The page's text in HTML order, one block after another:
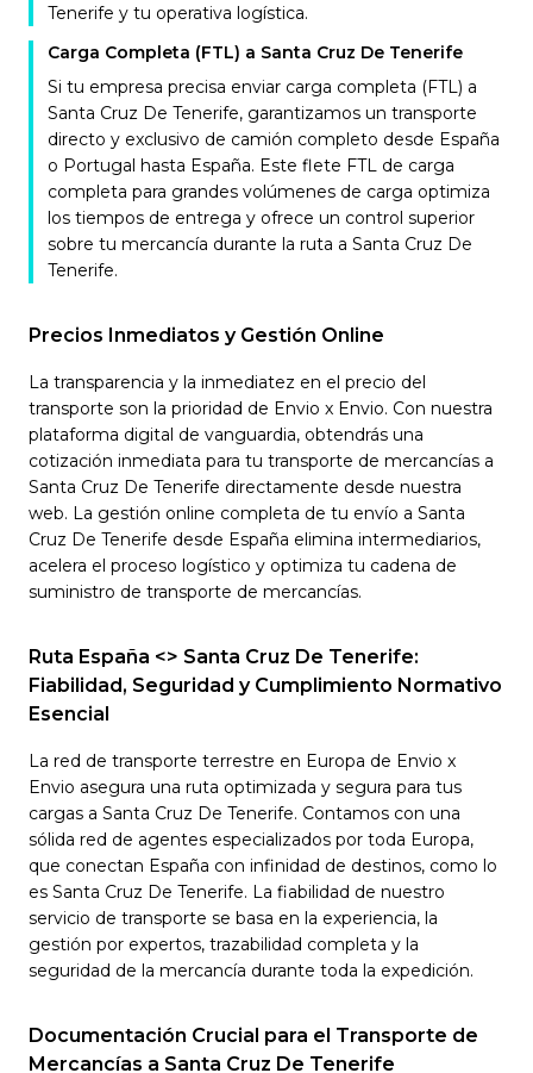
Tenerife y tu operativa logística.
Carga Completa (FTL) a Santa Cruz De Tenerife
Si tu empresa precisa enviar carga completa (FTL) a
Santa Cruz De Tenerife, garantizamos un transporte
directo y exclusivo de camión completo desde España
o Portugal hasta España. Este flete FTL de carga
completa para grandes volúmenes de carga optimiza
los tiempos de entrega y ofrece un control superior
sobre tu mercancía durante la ruta a Santa Cruz De
Tenerife.
Precios Inmediatos y Gestión Online
La transparencia y la inmediatez en el precio del
transporte son la prioridad de Envio x Envio. Con nuestra
plataforma digital de vanguardia, obtendrás una
cotización inmediata para tu transporte de mercancías a
Santa Cruz De Tenerife directamente desde nuestra
web. La gestión online completa de tu envío a Santa
Cruz De Tenerife desde España elimina intermediarios,
acelera el proceso logístico y optimiza tu cadena de
suministro de transporte de mercancías.
Ruta España <> Santa Cruz De Tenerife:
Fiabilidad, Seguridad y Cumplimiento Normativo
Esencial
La red de transporte terrestre en Europa de Envio x
Envio asegura una ruta optimizada y segura para tus
cargas a Santa Cruz De Tenerife. Contamos con una
sólida red de agentes especializados por toda Europa,
que conectan España con infinidad de destinos, como lo
es Santa Cruz De Tenerife. La fiabilidad de nuestro
servicio de transporte se basa en la experiencia, la
gestión por expertos, trazabilidad completa y la
seguridad de la mercancía durante toda la expedición.
Documentación Crucial para el Transporte de
Mercancías a Santa Cruz De Tenerife